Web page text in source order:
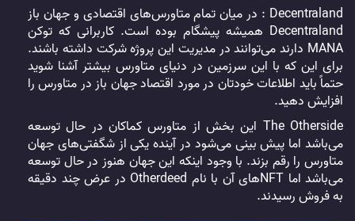
Decentraland : در میان تمام متاورس‌های اقتصادی و جهان باز
Decentraland همیشه پیشگام بوده است. کاربرانی که توکن
MANA دارند می‌توانند در مدیریت این پروژه شرکت داشته باشند.
برای این که با این سرزمین در دنیای متاورس بیشتر آشنا شوید
حتماً باید اطلاعات خودتان در مورد اقتصاد جهان باز در متاورس را
افزایش دهید.
The Otherside این بخش از متاورس کماکان در حال توسعه
می‌باشد اما پیش بینی می‌شود در آینده یکی از شگفتی‌های جهان
متاورس را رقم بزند. با وجود اینکه این جهان هنوز در حال توسعه
می‌باشد اما NFT‌های آن با نام Otherdeed در عرض چند دقیقه
به فروش رسیدند.